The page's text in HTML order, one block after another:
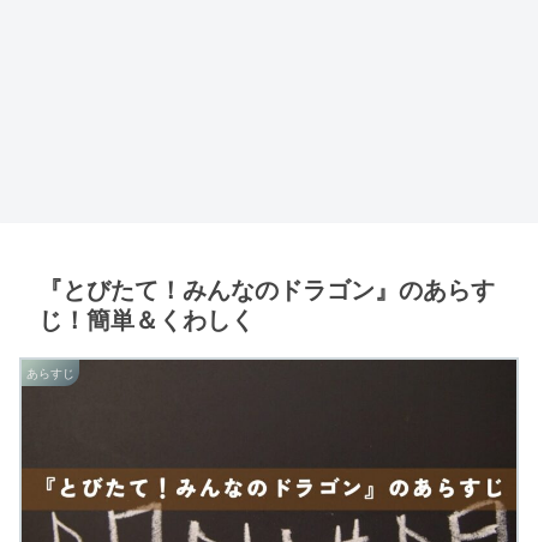
『とびたて！みんなのドラゴン』のあらす
じ！簡単＆くわしく
あらすじ